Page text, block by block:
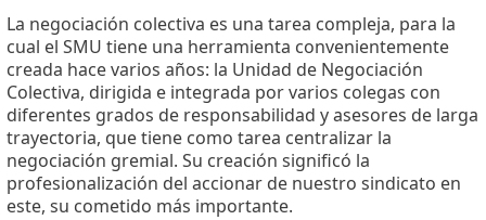
La negociación colectiva es una tarea compleja, para la
cual el SMU tiene una herramienta convenientemente
creada hace varios años: la Unidad de Negociación
Colectiva, dirigida e integrada por varios colegas con
diferentes grados de responsabilidad y asesores de larga
trayectoria, que tiene como tarea centralizar la
negociación gremial. Su creación significó la
profesionalización del accionar de nuestro sindicato en
este, su cometido más importante.